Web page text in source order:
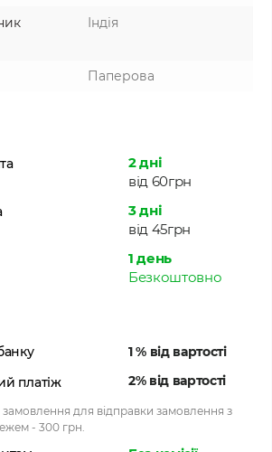
Індія
Паперова
2 дні
від 60грн
3 дні
від 45грн
1 день
Безкоштовно
1 % від вартості
платіж
2% від вартості
для відправки замовлення з
- 300 грн.